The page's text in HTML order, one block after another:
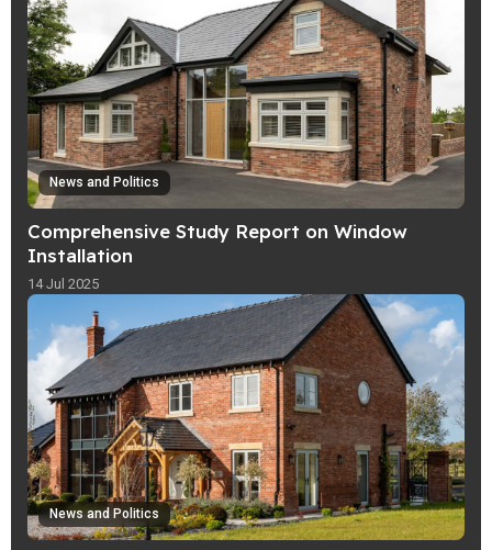
News and Politics
Comprehensive Study Report on Window
Installation
14 Jul 2025
News and Politics